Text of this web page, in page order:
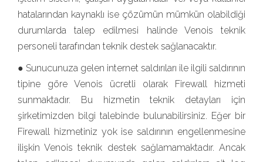
hatalarından kaynaklı ise çözümün mümkün olabildiği
durumlarda talep edilmesi halinde Venois teknik
personeli tarafından teknik destek sağlanacaktır.
● Sunucunuza gelen internet saldırıları ile ilgili saldırının
tipine göre Venois ücretli olarak Firewall hizmeti
sunmaktadır. Bu hizmetin teknik detayları için
şirketimizden bilgi talebinde bulunabilirsiniz. Eğer bir
Firewall hizmetiniz yok ise saldırının engellenmesine
ilişkin Venois teknik destek sağlamamaktadır. Ancak